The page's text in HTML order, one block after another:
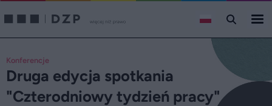
Konferencje
Druga edycja spotkania
"Czterodniowy tydzień pracy"